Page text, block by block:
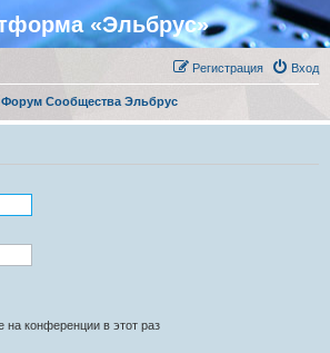
«Эльбрус»
Вход
Регистрация
Форум Сообщества Эльбрус
конференции в этот раз